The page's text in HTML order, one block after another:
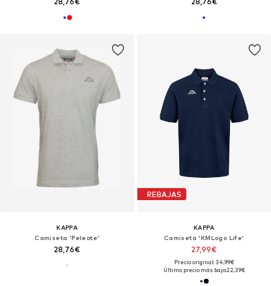
KAPPA
Camiseta 'Peleote'
28,76€
REBAJAS
KAPPA
Camiseta 'KMLogo Life'
27,99€
Precio original: 34,99€
Último precio más bajo:22,39€